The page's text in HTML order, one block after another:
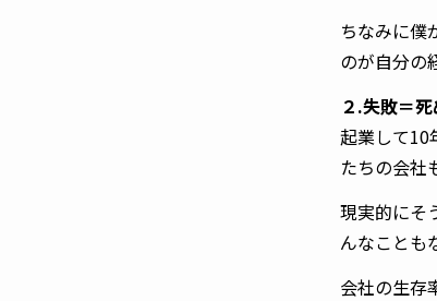
ちなみに僕
のが自分の
２.失敗＝
起業して10
たちの会社
現実的にそ
んなことも
会社の生存